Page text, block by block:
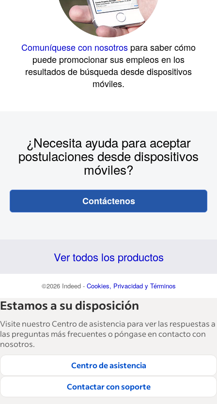
Comuníquese con nosotros para saber cómo
puede promocionar sus empleos en los
resultados de búsqueda desde dispositivos
móviles.
¿Necesita ayuda para aceptar
postulaciones desde dispositivos
móviles?
Contáctenos
Ver todos los productos
©2026 Indeed - Cookies, Privacidad y Términos
Estamos a su disposición
Visite nuestro Centro de asistencia para ver las respuestas a
las preguntas más frecuentes o póngase en contacto con
nosotros.
Centro de asistencia
Contactar con soporte